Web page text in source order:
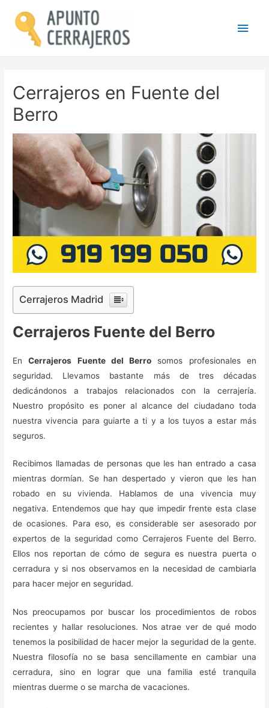
Cerrajeros en Fuente del
Berro
Cerrajeros Madrid
Cerrajeros Fuente del Berro
EnCerrajeros Fuente del Berro somos profesionales en
seguridad. Llevamos bastante más de tres décadas
dedicándonos a trabajos relacionados con la cerrajería.
Nuestro propósito es poner al alcance del ciudadano toda
nuestra vivencia para guiarte a ti y a los tuyos a estar más
seguros.
Recibimos llamadas de personas que les han entrado a casa
mientras dormían. Se han despertado y vieron que les han
robado en su vivienda. Hablamos de una vivencia muy
negativa. Entendemos que hay que impedir frente esta clase
de ocasiones. Para eso, es considerable ser asesorado por
expertos de la seguridad como Cerrajeros Fuente del Berro.
Ellos nos reportan de cómo de segura es nuestra puerta o
cerradura y si nos observamos en la necesidad de cambiarla
para hacer mejor en seguridad.
Nos preocupamos por buscar los procedimientos de robos
recientes y hallar resoluciones. Nos atrae ver de qué modo
tenemos la posibilidad de hacer mejor la seguridad de la gente.
Nuestra filosofía no se basa sencillamente en cambiar una
cerradura, sino en lograr que una familia esté tranquila
mientras duerme o se marcha de vacaciones.